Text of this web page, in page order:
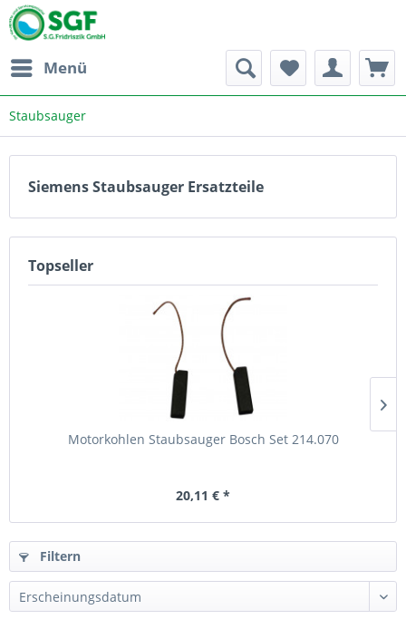
Menü
Staubsauger
Siemens Staubsauger Ersatzteile
Topseller
Motorkohlen Staubsauger Bosch Set 214.070
20,11 € *
Filtern